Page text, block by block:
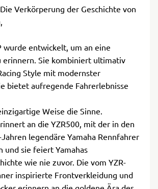
Verkörperung der Geschichte von
wurde entwickelt, um an eine
erinnern. Sie kombiniert ultimativ
Style mit modernster
bietet aufregende Fahrerlebnisse
Weise die Sinne.
an die YZR500, mit der in den
legendäre Yamaha Rennfahrer
und sie feiert Yamahas
wie nie zuvor. Die vom YZR-
inspirierte Frontverkleidung und